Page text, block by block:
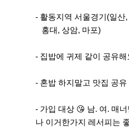
- 활동지역 서울경기(일산
- 집밥에 귀제 같이 공유해
- 혼밥 하지말고 맛집 공유
- 가입 대상 😘 남. 여. 매너
나 이거한가지 레서피는